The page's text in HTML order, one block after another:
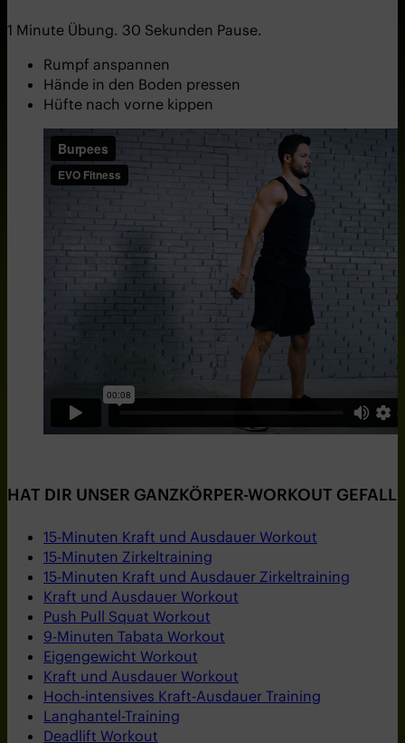
1 Minute Übung. 30 Sekunden Pause.
Rumpf anspannen
Hände in den Boden pressen
Hüfte nach vorne kippen
HAT DIR UNSER GANZKÖRPER-WORKOUT
15-Minuten Kraft und Ausdauer Workout
15-Minuten Zirkeltraining
15-Minuten Kraft und Ausdauer Zirkeltraining
Kraft und Ausdauer Workout
Push Pull Squat Workout
9-Minuten Tabata Workout
Eigengewicht Workout
Kraft und Ausdauer Workout
Hoch-intensives Kraft-Ausdauer Training
Langhantel-Training
Deadlift Workout